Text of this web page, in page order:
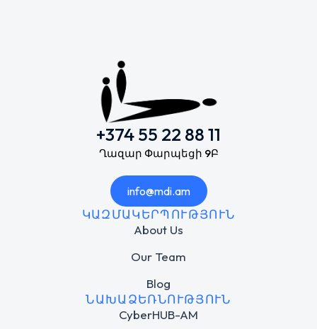
+374 55 22 88 11
Ղազար Փարպեցի 9Բ
info@mdi.am
ԿԱԶՄԱԿԵՐՊՈՒԹՅՈՒՆ
About Us
Our Team
Blog
ՆԱԽԱՁԵՌՆՈՒԹՅՈՒՆ
CyberHUB-AM